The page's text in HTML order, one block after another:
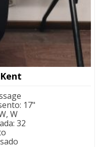
: 17"
W
: 32